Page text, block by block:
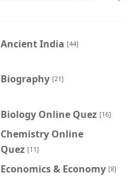
Ancient India [44]
Biography [21]
Biology Online Quez [16]
Chemistry Online
Quez [11]
Economics & Economy [8]